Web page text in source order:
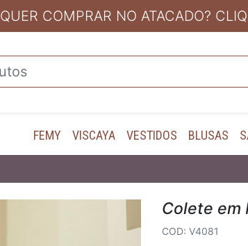
QUER COMPRAR NO ATACADO?
FEMY VISCAYA VESTIDOS BLUSAS
Colete em
COD: V4081